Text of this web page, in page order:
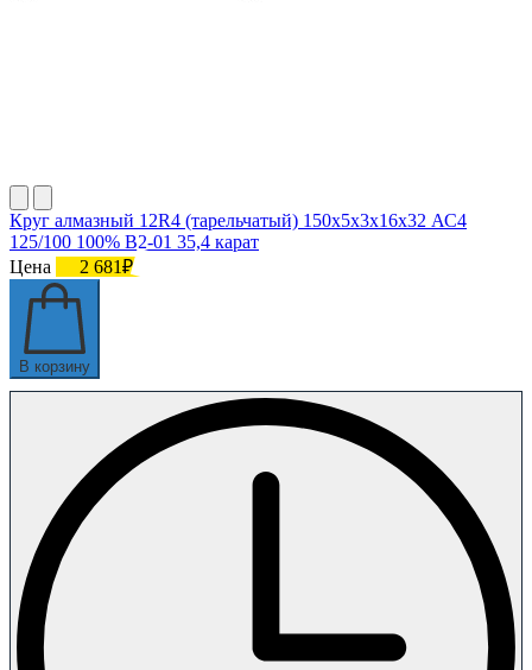
Круг алмазный 12R4 (тарельчатый) 150х5х3х16х32 АС4
125/100 100% В2-01 35,4 карат
Цена
2 681₽
В корзину